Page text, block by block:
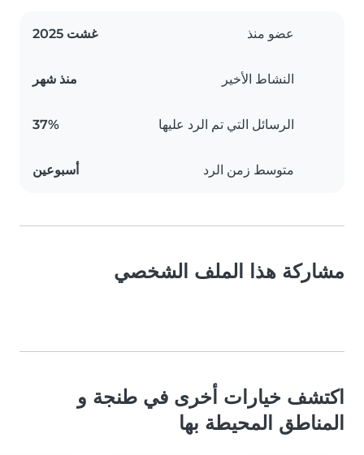
عضو منذ غشت 2025
النشاط الأخير منذ شهر
الرسائل التي تم الرد عليها 37%
متوسط زمن الرد أسبوعين
مشاركة هذا الملف الشخصي
اكتشف خيارات أخرى في طنجة و
المناطق المحيطة بها